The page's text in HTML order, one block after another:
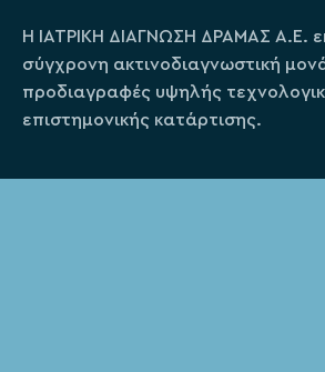
Η ΙΑΤΡΙΚΗ ΔΙΑΓΝΩΣΗ ΔΡΑΜΑΣ Α.Ε.
σύγχρονη ακτινοδιαγνωστική
προδιαγραφές υψηλής
επιστημονικής κατάρτισης.